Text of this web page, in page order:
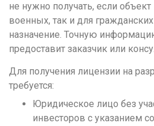
не нужно получать, если
военных, так и для
назначение. Точную
предоставит заказчик или
Для получения лицензии на
требуется:
Юридическое лицо без
инвесторов с указанием
Магнитогорск
Махачкала
Мурманск
Н
Нижний Новгород